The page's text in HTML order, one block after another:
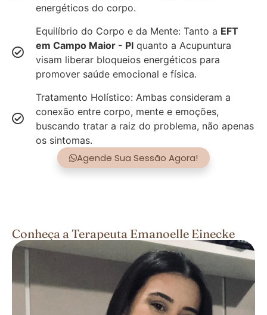
energéticos do corpo.
Equilíbrio do Corpo e da Mente: Tanto a EFT
em Campo Maior - PI quanto a Acupuntura
visam liberar bloqueios energéticos para
promover saúde emocional e física.
Tratamento Holístico: Ambas consideram a
conexão entre corpo, mente e emoções,
buscando tratar a raiz do problema, não apenas
os sintomas.
Agende Sua Sessão Agora!
Conheça a Terapeuta Emanoelle Einecke